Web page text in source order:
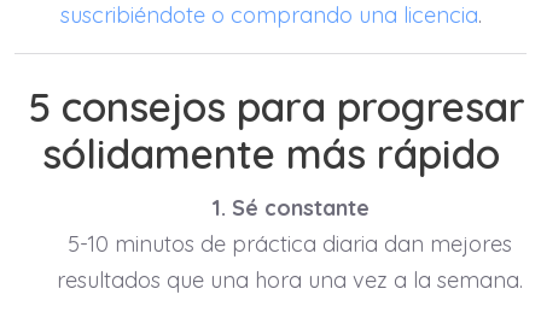
suscribiéndote o comprando una licencia.
5 consejos para progresar
sólidamente más rápido
1. Sé constante
5-10 minutos de práctica diaria dan mejores
resultados que una hora una vez a la semana.